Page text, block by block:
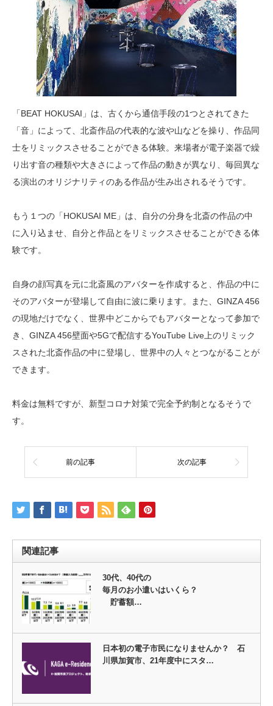
「BEAT HOKUSAI」は、古くから通信手段の1つとされてきた
「音」によって、北斎作品の代表的な波や山などを操り、作品同
士をリミックスさせることができる体験。来場者が電子楽器で繰
り出す音の種類や大きさによって作品の動きが異なり、毎回異な
る演出のオリジナリティのある作品が生み出されるそうです。
もう１つの「HOKUSAI ME」は、自分の分身を北斎の作品の中
に入り込ませ、自分と作品とをリミックスさせることができる体
験です。
自身の顔写真を元に北斎風のアバターを作成すると、作品の中に
そのアバターが登場して自由に波に乗ります。また、GINZA 456
の現地だけでなく、世界中どこからでもアバターとなって参加で
き、GINZA 456壁面や5Gで配信するYouTube Live上のリミック
スされた北斎作品の中に登場し、世界中の人々とつながることが
できます。
料金は無料ですが、新型コロナ対策で完全予約制となるそうで
す。
前の記事 次の記事
関連記事
30代、40代の
毎月のお小遣いはいくら？
貯蓄額…
日本初の電子市民になりませんか？ 石
川県加賀市、21年度中にスタ…